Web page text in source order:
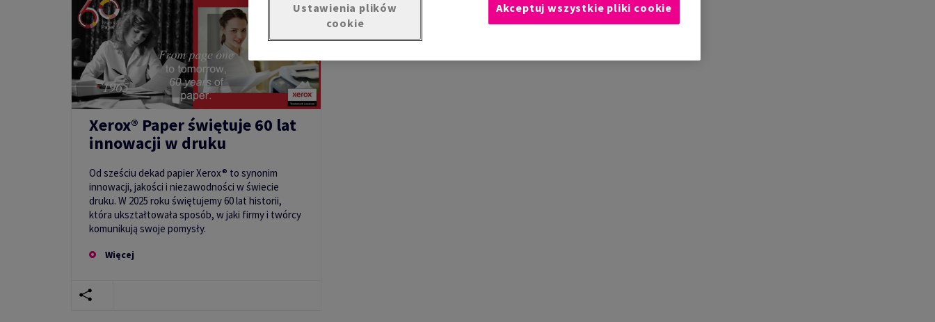
Xerox® Paper świętuje 60 lat
innowacji w druku
Od sześciu dekad papier Xerox® to synonim
innowacji, jakości i niezawodności w świecie
druku. W 2025 roku świętujemy 60 lat historii,
która ukształtowała sposób, w jaki firmy i twórcy
komunikują swoje pomysły.
Więcej
Ustawienia plików
cookie
Akceptuj wszystkie pliki cookie